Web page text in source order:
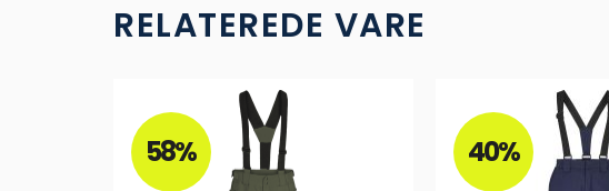
RELATEREDE VARE
58% 40%